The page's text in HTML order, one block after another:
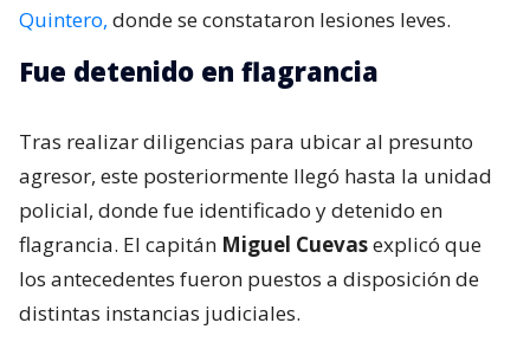
Quintero, donde se constataron lesiones leves.
Fue detenido en flagrancia
Tras realizar diligencias para ubicar al presunto
agresor, este posteriormente llegó hasta la unidad
policial, donde fue identificado y detenido en
flagrancia. El capitán Miguel Cuevasexplicó que
los antecedentes fueron puestos a disposición de
distintas instancias judiciales.